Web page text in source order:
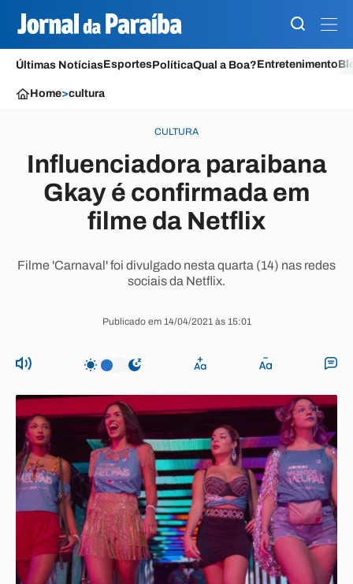
Últimas NotíciasEsportesPolíticaQual a Boa?Entretenimento
Home>cultura
CULTURA
Influenciadora paraibana
Gkay é confirmada em
filme da Netflix
Filme 'Carnaval' foi divulgado nesta quarta (14) nas redes
sociais da Netflix.
Publicado em 14/04/2021 às 15:01